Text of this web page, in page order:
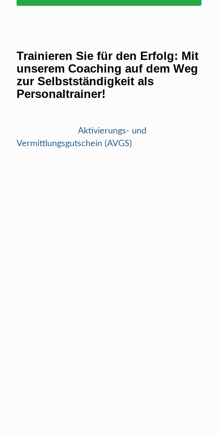
Trainieren Sie für den Erfolg: Mit
unserem Coaching auf dem Weg
zur Selbstständigkeit als
Personaltrainer!
Aktivierungs- und
Vermittlungsgutschein (AVGS)